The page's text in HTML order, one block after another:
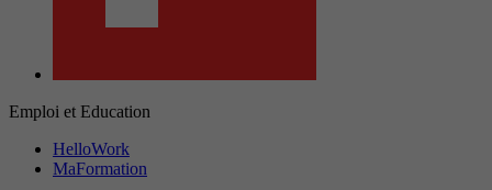
Emploi et Education
HelloWork
MaFormation